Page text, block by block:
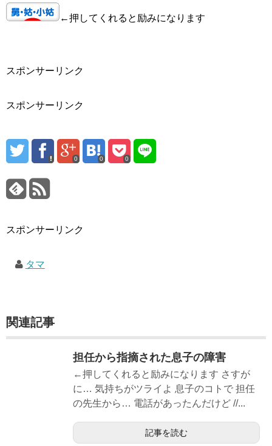
←押してくれると励みになります
スポンサーリンク
スポンサーリンク
0 0 0
スポンサーリンク
タマ
関連記事
担任から指摘された息子の障害
←押してくれると励みになります さすが
に… 気持ちがツライよ 息子のコトで 担任
の先生から… 電話があったんだけど //...
記事を読む